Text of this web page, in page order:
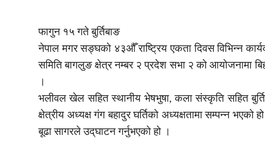
फागुन १५ गते बुर्तिबाङ
नेपाल मगरसङ्घको ४३औँराष्ट्रिय एकतादिवसविभिन्न
समितिबागलुङ क्षेत्र नम्बर २ प्रदेश सभा २ को आयोजनामा
।
भलीवल खेल सहित स्थानीय भेषभुषा, कलासंस्कृति सहित
क्षेत्रीय अध्यक्षगंगबहादुर घर्तिको अध्यक्षतामा सम्पन्न भएको
बूढासागरलेउद्‌घाटनगर्नुभएको हो ।